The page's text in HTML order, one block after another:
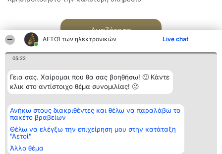
ΑΕΤΟΊ των ηλεκτρονικών Live chat
05:22
Γεια σας. Χαίρομαι που θα σας βοηθήσω! 🙂 Κάντε
κλικ στο αντίστοιχο θέμα συνομιλίας! 🙂
Ανήκω στους διακριθέντες και θέλω να παραλάβω το
πακέτο βραβείων
Θέλω να ελέγξω την επιχείρηση μου στην κατάταξη
"Αετοί"
Άλλο θέμα
Αναζήτηση
Διοργανωτής της
κατάταξης
BEAUTIFUL COMPANY
ΤΗΛ. ΕΠΙΚΟΙΝΩΝΙΑΣ:
2104128019
email:
Κατάταξη
Διακριθέντες
των
διακριθέντων
Επικοινωνία
Επικοινωνία